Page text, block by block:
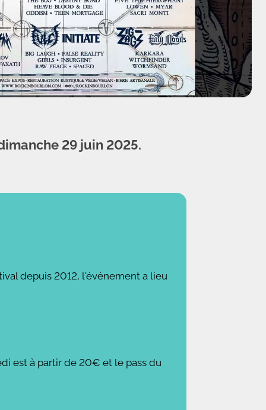
29 juin 2025.
depuis 2012, l'événement a lieu
est à partir de 20€ et le pass du